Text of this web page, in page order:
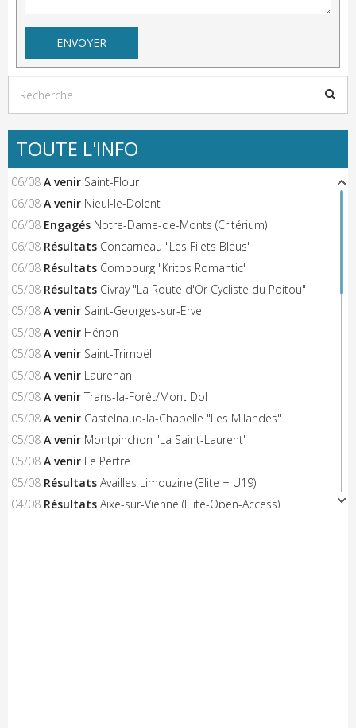
TOUTE L'INFO
06/08 A venir Saint-Flour
06/08 A venir Nieul-le-Dolent
06/08 Engagés Notre-Dame-de-Monts (Critérium)
06/08 Résultats Concarneau "Les Filets Bleus"
06/08 Résultats Combourg "Kritos Romantic"
05/08 Résultats Civray "La Route d'Or Cycliste du Poitou"
05/08 A venir Saint-Georges-sur-Erve
05/08 A venir Hénon
05/08 A venir Saint-Trimoël
05/08 A venir Laurenan
05/08 A venir Trans-la-Forêt/Mont Dol
05/08 A venir Castelnaud-la-Chapelle "Les Milandes"
05/08 A venir Montpinchon "La Saint-Laurent"
05/08 A venir Le Pertre
05/08 Résultats Availles Limouzine (Elite + U19)
04/08 Résultats Aixe-sur-Vienne (Elite-Open-Access)